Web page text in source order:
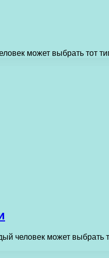
может выбрать тот
человек может выбрать